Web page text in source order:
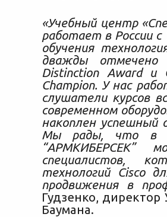
«Учебный центр
работает в России с
обучения
дважды отмечено
Distinction Award и
Champion. У нас
слушатели курсов
современном
накоплен
Мы рады, что в
“АРМКИБЕРСЕК”
специалистов,
технологий Cisco
продвижения в
Гудзенко,
Баумана.